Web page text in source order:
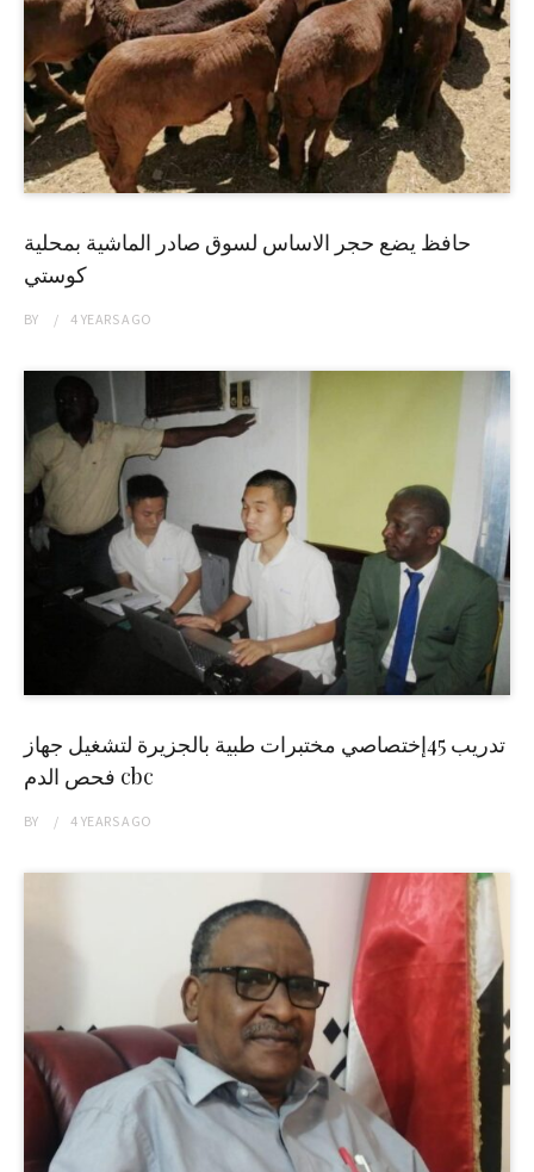
حافظ يضع حجر الاساس لسوق صادر الماشية بمحلية
كوستي
BY 4 YEARSAGO
تدريب 45إختصاصي مختبرات طبية بالجزيرة لتشغيل جهاز
فحص الدم cbc
BY 4 YEARSAGO